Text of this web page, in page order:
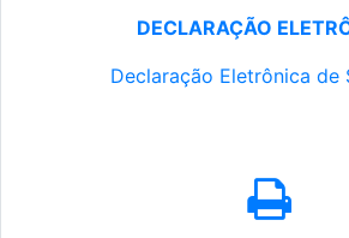
DECLARAÇÃO
Declaração Eletrônica de